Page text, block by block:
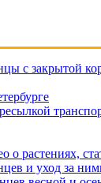
с закрытой
о растениях,
и уход за